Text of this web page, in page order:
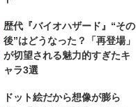
歴代『バイオハザード』“その
後”はどうなった？「再登場」
が切望される魅力的すぎたキ
ャラ3選
ドット絵だから想像が膨ら